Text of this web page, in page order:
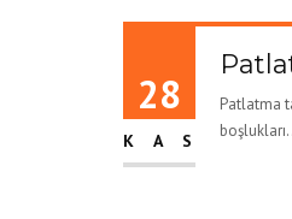
28
KAS
Patlatma